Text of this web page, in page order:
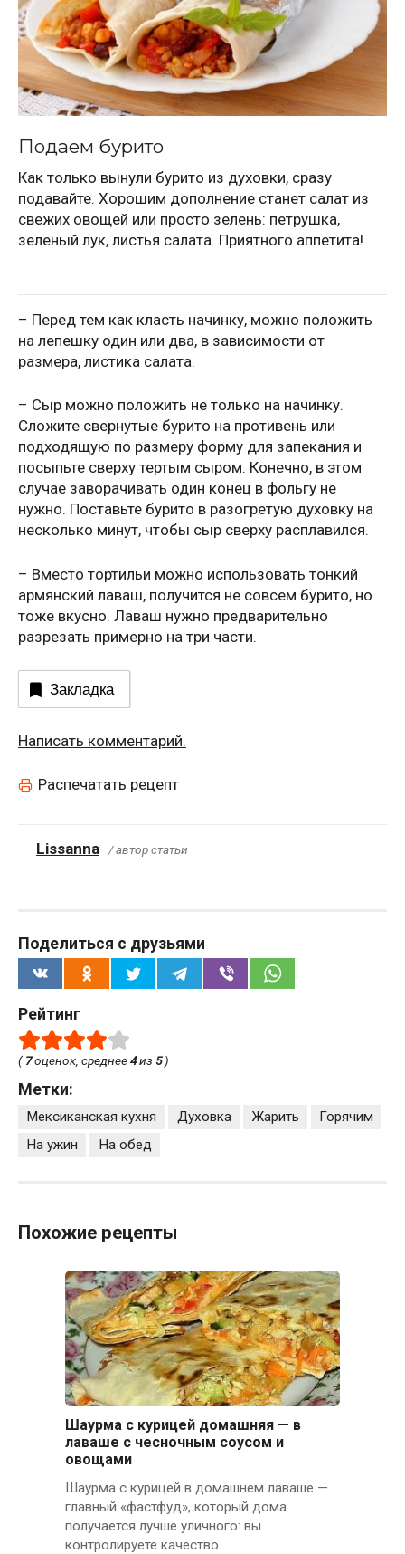
Подаем бурито
Как только вынули бурито из духовки, сразу
подавайте. Хорошим дополнение станет салат из
свежих овощей или просто зелень: петрушка,
зеленый лук, листья салата. Приятного аппетита!
– Перед тем как класть начинку, можно положить
на лепешку один или два, в зависимости от
размера, листика салата.
– Сыр можно положить не только на начинку.
Сложите свернутые бурито на противень или
подходящую по размеру форму для запекания и
посыпьте сверху тертым сыром. Конечно, в этом
случае заворачивать один конец в фольгу не
нужно. Поставьте бурито в разогретую духовку на
несколько минут, чтобы сыр сверху расплавился.
– Вместо тортильи можно использовать тонкий
армянский лаваш, получится не совсем бурито, но
тоже вкусно. Лаваш нужно предварительно
разрезать примерно на три части.
Закладка
Написать комментарий.
Распечатать рецепт
Lissanna / автор статьи
Поделиться с друзьями
Рейтинг
( 7оценок, среднее4из 5)
Метки:
Мексиканская кухня Духовка Жарить
Горячим
На ужин
На обед
Похожие рецепты
Шаурма с курицей домашняя — в
лаваше с чесночным соусом и
овощами
Шаурма с курицей в домашнем лаваше —
главный «фастфуд», который дома
получается лучше уличного: вы
контролируете качество